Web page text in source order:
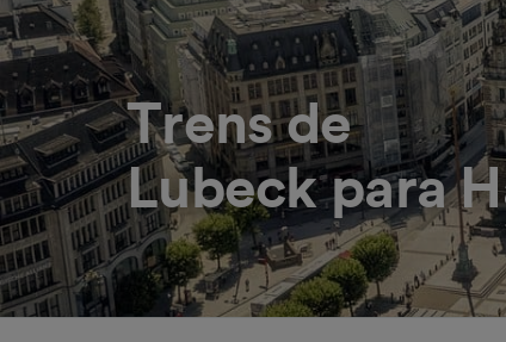
Trens de
Lubeck para